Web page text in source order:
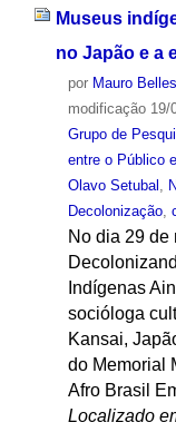
Museus
no Japão e a
por Mauro
modificação19/
Grupo de
entre o Público
Olavo Setubal ,
Decolonização,
No dia 29 de
Indígenas
socióloga
Kansai,
do Memorial
Afro Brasil
Localizado